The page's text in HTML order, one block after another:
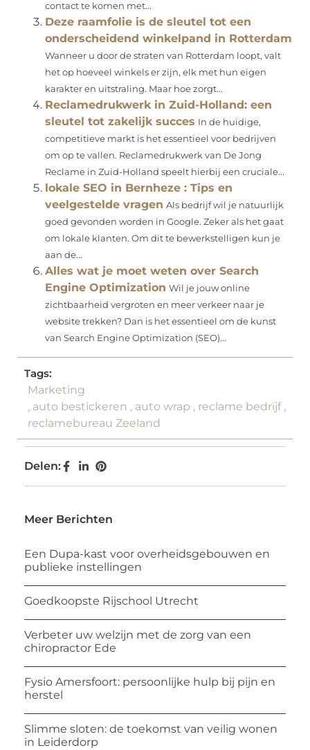
contact te komen met...
Deze raamfolie is de sleutel tot een
onderscheidend winkelpand in Rotterdam
Wanneer u door de straten van Rotterdam loopt, valt
het op hoeveel winkels er zijn, elk met hun eigen
karakter en uitstraling. Maar hoe zorgt...
Reclamedrukwerk in Zuid-Holland: een
sleutel tot zakelijk succes In de huidige,
competitieve markt is het essentieel voor bedrijven
om op te vallen. Reclamedrukwerk van De Jong
Reclame in Zuid-Holland speelt hierbij een cruciale...
lokale SEO in Bernheze : Tips en
veelgestelde vragen Als bedrijf wil je natuurlijk
goed gevonden worden in Google. Zeker als het gaat
om lokale klanten. Om dit te bewerkstelligen kun je
aan de...
Alles wat je moet weten over Search
Engine Optimization Wil je jouw online
zichtbaarheid vergroten en meer verkeer naar je
website trekken? Dan is het essentieel om de kunst
van Search Engine Optimization (SEO)...
Tags:
Marketing
, auto bestickeren , auto wrap , reclame bedrijf,
reclamebureau Zeeland
Delen:
Meer Berichten
Een Dupa-kast voor overheidsgebouwen en
publieke instellingen
Goedkoopste Rijschool Utrecht
Verbeter uw welzijn met de zorg van een
chiropractor Ede
Fysio Amersfoort: persoonlijke hulp bij pijn en
herstel
Slimme sloten: de toekomst van veilig wonen
in Leiderdorp